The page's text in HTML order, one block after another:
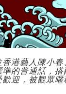
港藝人陳小
的普通話，搭
迎，被觀眾